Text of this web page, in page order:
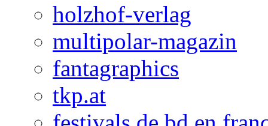
holzhof-verlag
multipolar-magazin
fantagraphics
tkp.at